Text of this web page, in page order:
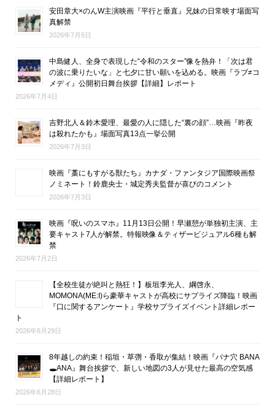
安田章大×のんW主演映画『平行と垂直』兄妹の日常映す場面写
真解禁
2026年7月6日
中島健人、全身で表現した“令和のスター”像を熱弁！「次は君
の波に乗りたいな」と七夕に甘い願いを込める。映画『ラブ≠コ
メディ』公開初日舞台挨拶【詳細】レポート
2026年7月4日
吉野北人＆鈴木愛理、最愛の人に隠した“裏の顔”…映画『昨夜
は殺れたかも』場面写真13点一挙公開
2026年7月3日
映画『藁にもすがる獣たち』カナダ・ファンタジア国際映画祭
ノミネート！鈴鹿央士・城定秀夫監督が喜びのコメント
2026年7月3日
映画『呪いのスマホ』11月13日公開！早瀬憩が単独初主演、主
要キャスト7人が解禁。特報映像＆ティザービジュアル6種も解
禁
2026年7月2日
【全校生徒が絶叫と熱狂！】板垣李光人、綱啓永、
MOMONA(ME:I)ら豪華キャストが高校にサプライズ降臨！映画
『口に関するアンケート』学校サプライズイベント詳細レポー
ト
2026年6月29日
8年越しの約束！稲垣・草彅・香取が集結！映画『バナ穴 BANA
🕳ANA』舞台挨拶で、新しい地図の3人が見せた最高の空気感
【詳細レポート】
2026年6月28日